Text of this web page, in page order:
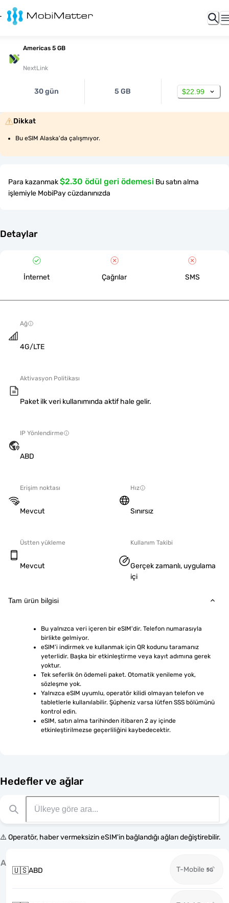
Americas 5 GB
NextLink
30 gün 5 GB $22.99
Dikkat
Bu eSIM Alaska'da çalışmıyor.
Para kazanmak$2.30 ödül geri ödemesi Bu satın alma
işlemiyle MobiPay cüzdanınızda
Detaylar
İnternet Çağrılar SMS
Ağ
4G/LTE
Aktivasyon Politikası
Paket ilk veri kullanımında aktif hale gelir.
IP Yönlendirme
ABD
Erişim noktası
Mevcut
Hız
Sınırsız
Üstten yükleme
Mevcut
Kullanım Takibi
Gerçek zamanlı, uygulama
içi
Tam ürün bilgisi
Bu yalnızca veri içeren bir eSIM'dir. Telefon numarasıyla
birlikte gelmiyor.
eSIM'i indirmek ve kullanmak için QR kodunu taramanız
yeterlidir. Başka bir etkinleştirme veya kayıt adımına gerek
yoktur.
Tek seferlik ön ödemeli paket. Otomatik yenileme yok,
sözleşme yok.
Yalnızca eSIM uyumlu, operatör kilidi olmayan telefon ve
tabletlerle kullanılabilir. Şüpheniz varsa lütfen SSS bölümünü
kontrol edin.
eSIM, satın alma tarihinden itibaren 2 ay içinde
etkinleştirilmezse geçerliliğini kaybedecektir.
Hedefler ve ağlar
⚠️ Operatör, haber vermeksizin eSIM'in bağlandığı ağları değiştirebilir.
A
🇺🇸ABD T-Mobile